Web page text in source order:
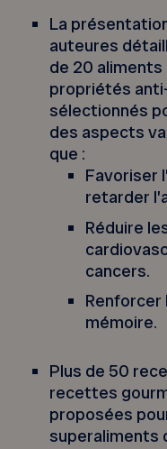
La
auteures
de 20
propriétés
sélectionnés
des aspects
que :
Favoriser
retarder
Réduire
cancers.
Renforcer
mémoire.
Plus de 50
recettes
proposées
superaliments